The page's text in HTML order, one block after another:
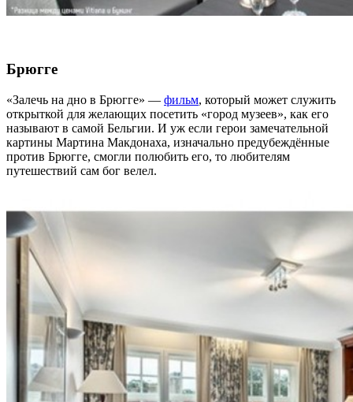
Брюгге
«Залечь на дно в Брюгге» — фильм, который может служить
открыткой для желающих посетить «город музеев», как его
называют в самой Бельгии. И уж если герои замечательной
картины Мартина Макдонаха, изначально предубеждённые
против Брюгге, смогли полюбить его, то любителям
путешествий сам бог велел.